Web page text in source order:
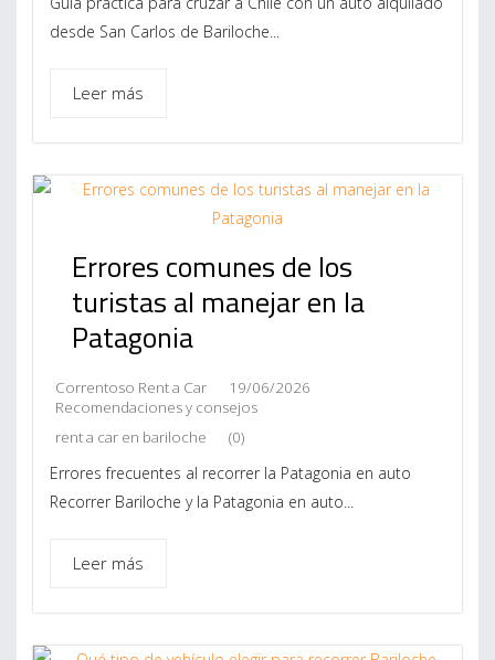
desde San Carlos de Bariloche...
Leer más
Errores comunes de los
turistas al manejar en la
Patagonia
Correntoso Rent a Car
19/06/2026
Recomendaciones y consejos
rent a car en bariloche
(0)
Errores frecuentes al recorrer la Patagonia en auto
Recorrer Bariloche y la Patagonia en auto...
Leer más